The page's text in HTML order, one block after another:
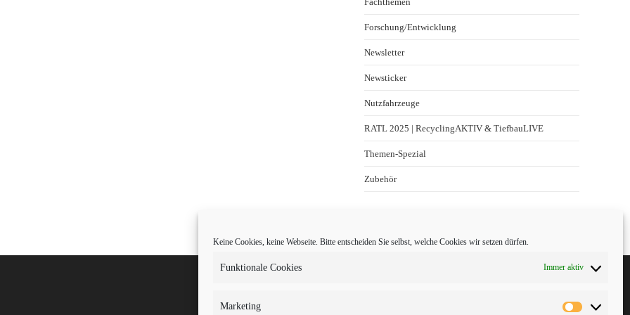
Keine Cookies, keine Webseite. Bitte entscheiden Sie selbst, welche Cookies wir setzen dürfen.
Funktionale Cookies Immer aktiv
Marketing
Forschung/Entwicklung
Newsletter
Newsticker
Nutzfahrzeuge
RATL 2025 | RecyclingAKTIV & TiefbauLIVE
Themen-Spezial
Zubehör